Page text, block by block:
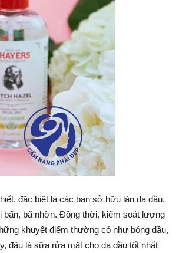
đặc biệt là các bạn sở hữu làn da dầu.
bẩn, bã nhờn. Đồng thời, kiểm soát lượng
khuyết điểm thường có như bóng dầu,
đâu là sữa rửa mặt cho da dầu tốt nhất